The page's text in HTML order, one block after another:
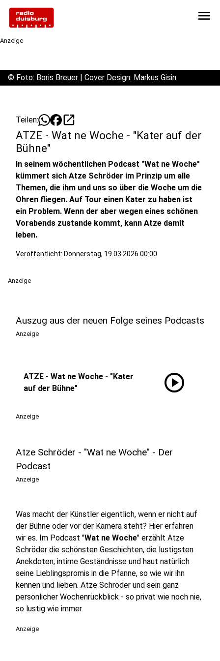
menu
Anzeige
© Foto: Boris Breuer | Cover Design: Markus Gisin
Teilen: open_in_new
ATZE - Wat ne Woche - "Kater auf der
Bühne"
In seinem wöchentlichen Podcast "Wat ne Woche"
kümmert sich Atze Schröder im Prinzip um alle
Themen, die ihm und uns so über die Woche um die
Ohren fliegen. Auf Tour einen Kater zu haben ist
ein Problem. Wenn der aber wegen eines schönen
Vorabends zustande kommt, kann Atze damit
leben.
Veröffentlicht: Donnerstag, 19.03.2026 00:00
Anzeige
Auszug aus der neuen Folge seines Podcasts
Anzeige
ATZE - Wat ne Woche - "Kater
auf der Bühne"
play_circle
Anzeige
Atze Schröder - "Wat ne Woche" - Der
Podcast
Anzeige
Was macht der Künstler eigentlich, wenn er nicht auf
der Bühne oder vor der Kamera steht? Hier erfahren
wir es. Im Podcast "Wat ne Woche" erzählt Atze
Schröder die schönsten Geschichten, die lustigsten
Anekdoten, intime Geständnisse und haut natürlich
seine Lieblingspromis in die Pfanne, so wie wir ihn
kennen und lieben. Atze Schröder und sein ganz
persönlicher Wochenrückblick - so privat wie noch nie,
so lustig wie immer.
Anzeige